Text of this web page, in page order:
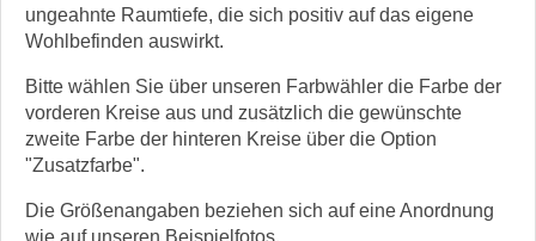
ungeahnte Raumtiefe, die sich positiv auf das eigene
Wohlbefinden auswirkt.
Bitte wählen Sie über unseren Farbwähler die Farbe der
vorderen Kreise aus und zusätzlich die gewünschte
zweite Farbe der hinteren Kreise über die Option
"Zusatzfarbe".
Die Größenangaben beziehen sich auf eine Anordnung
wie auf unseren Beispielfotos.